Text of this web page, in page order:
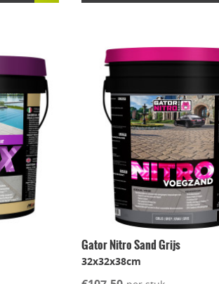
Gator Nitro Sand Grijs
32x32x38cm